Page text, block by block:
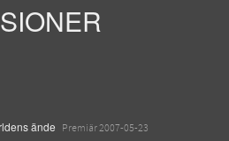
ände Premiär 2007-05-23